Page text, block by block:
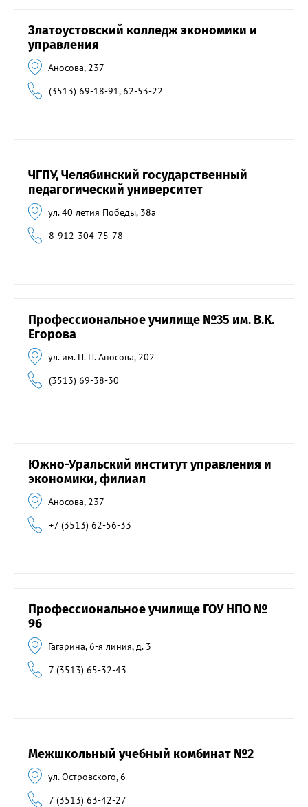
Златоустовский колледж экономики и
управления
Аносова, 237
(3513) 69-18-91, 62-53-22
ЧГПУ, Челябинский государственный
педагогический университет
ул. 40 летия Победы, 38а
8-912-304-75-78
Профессиональное училище №35 им. В.К.
Егорова
ул. им. П. П. Аносова, 202
(3513) 69-38-30
Южно-Уральский институт управления и
экономики, филиал
Аносова, 237
+7 (3513) 62-56-33
Профессиональное училище ГОУ НПО №
96
Гагарина, 6-я линия, д. 3
7 (3513) 65-32-43
Межшкольный учебный комбинат №2
ул. Островского, 6
7 (3513) 63-42-27